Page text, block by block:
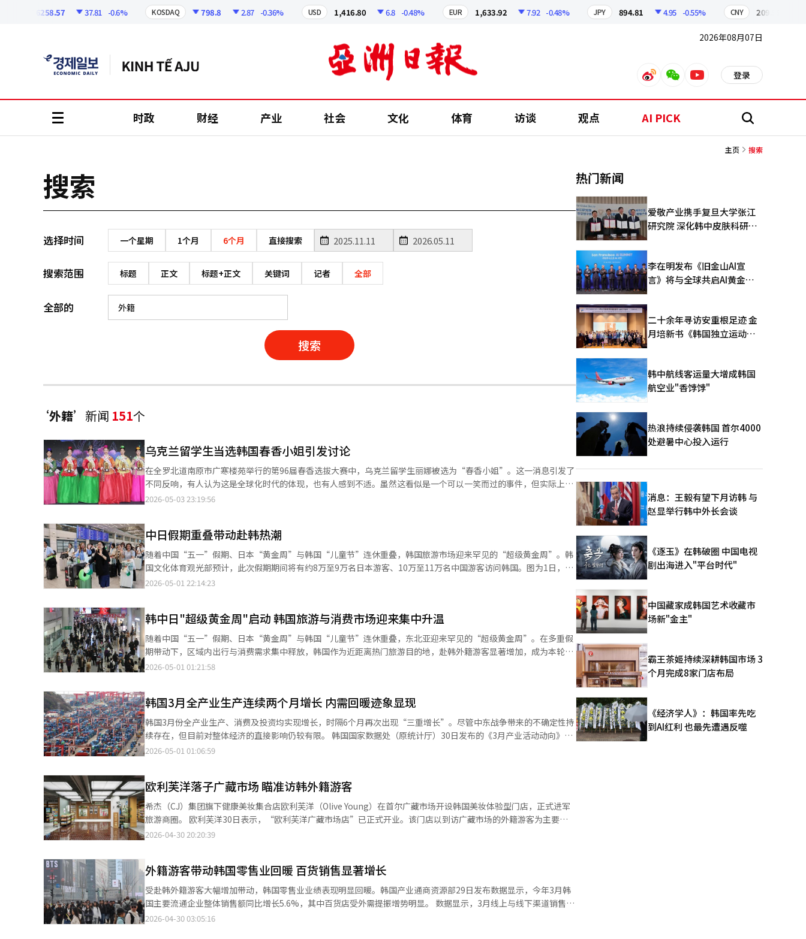
6258.57 37.81 -0.6% KOSDAQ 798.8 2.87 -0.36% USD 1,416.80 6.8 -0.48% EUR 1,633.92 7.92 -0.48% JPY 894.81 4.95 -0.55% CNY 209.99
2026年08月07日
weiboweixinyoutube 登录
时政 财经 产业 社会 文化 体育 访谈 观点 AI PICK 搜
主页 搜索
搜索
选择时间 一个星期 1个月 6个月 直接搜索
搜索范围 标题 正文 标题+正文 关键词 记者 全部
全部的
搜索
‘外籍’ 新闻 151个
乌克兰留学生当选韩国春香小姐引发讨论
在全罗北道南原市广寒楼苑举行的第96届春香选拔大赛中，乌克兰留学生丽娜被选为“春香小姐”。这一消息引发了
不同反响，有人认为这是全球化时代的体现，也有人感到不适。虽然这看似是一个可以一笑而过的事件，但实际上隐
藏着重要的问题。春香不仅仅是选美的代名词，她是朝鲜时代故事中的人物，象征着跨越身份障碍、坚持爱情和不畏
外国人居住者已超过270万，外籍人士在街头、学校、公司等地随处可见。韩国不再是“只有韩国人居住的国家”。
在这样的背景下，传统必然会发生变化。关键在于如何变革，盲目开放或完全封闭都不现实。这次外国人获奖并非传
统崩溃的信号，而是传统开始接受新诠释的信号。韩国人可能想到“贞节”和“义气”，而外国人可能看到“守信的
勇气”或“坚持自我选择”。这种不同的解读并非错误，因为传统并非一成不变，而是随着时代而变化。然而，春香
不仅是一个角色，她是历史和文化的象征。因此，人们担心“这会不会改变得太容易”。解决方法其实很简单：外在
变。许多人说要看“外国人对春香精神理解得如何”，但实际上，外国人在短时间内深刻理解韩国古典文化并不容
易。因此，需要调整标准，从“谁记得更好”转向“谁解释得更好”。同样的春香，每个人的感受可能不同。承认这
种差异在当今时代更为自然。传统在允许多种解读时，比强迫单一答案更能长久存在。当然，随着外国人参赛增多，
大赛成为全球活动，可能会变得更具观赏性，演出更华丽，演出更刺激。在此过程中，传统可能被轻视。但完全避免
这种情况几乎不可能。全球化和商业化是并行的。重要的是管理这种趋势，而不是阻止它。例如，舞台演出和宣传可
而是韩国在改变。这种变化可能会加速，外国人流入增加，文化融合加深。在此过程中，传统与现实的冲突将频繁出
现。重要的是，不是每次都判断“对错”，而是重新设定标准。不断问答，哪些可以开放，哪些必须坚守。这次“乌
克兰春香”不仅仅是一个事件，而是韩国社会进入新阶段的信号。这一变化已经开始。最后，留下一个问题：我们准
备好改变到什么程度？同时，又有多少是我们必须坚守到底的？在这两个问题之间，韩国的未来将被塑造。※ 本报道
经人工智能（AI）系统翻译与编辑。
2026-05-03 23:19:56
中日假期重叠带动赴韩热潮
随着中国“五一”假期、日本“黄金周”与韩国“儿童节”连休重叠，韩国旅游市场迎来罕见的“超级黄金周”。韩
国文化体育观光部预计，此次假期期间将有约8万至9万名日本游客、10万至11万名中国游客访问韩国。图为1日，在
仁川国际机场入境大厅，外籍游客在导游的带领下有序移动。
2026-05-01 22:14:23
韩中日"超级黄金周"启动 韩国旅游与消费市场迎来集中升温
随着中国“五一”假期、日本“黄金周”与韩国“儿童节”连休重叠，东北亚迎来罕见的“超级黄金周”。在多重假
期带动下，区域内出行与消费需求集中释放，韩国作为近距离热门旅游目的地，赴韩外籍游客显著增加，成为本轮客
流与消费增长的主要受益者之一。 据中国交通运输部预测，今年“五一”假期跨区域人员流动量将达到约15.2亿人
赴韩外籍游客明显增加。业内预计，假期期间中国、日本赴韩游客规模将达到约20万人次，首尔在多个旅游平台搜索
与预订榜单中位居前列。与此同时，高油价推动短途出行趋势持续扩大，韩国国内旅游需求同步升温，带动酒店及度
假村预订增加。韩国政府也正通过增加济州、釜山等地航线及旅游供给，推动客流向非首都地区分散。 伴随客流增
长，韩国流通业也迎来重要“窗口期”。各大百货、免税店及零售企业纷纷加大布局力度，从以往单一价格促销转
向“购物+体验”综合策略，通过整合商业设施与文化内容提升消费吸引力。 部分企业依托大型商业综合体，将购
有企业通过在机场发放购物优惠券、举办大型促销活动等方式，在游客入境阶段提前锁定消费需求。 此外，围绕K-时
尚、K-食品等内容打造体验型消费场景，并推出定制化服务与特色商品，正成为吸引年轻游客及高端消费群体的重要
方式。免税店及大型商超渠道也通过伴手礼组合、专属优惠等方式强化竞争力。 业内人士指出，随着自由行游客占比
持续提升，外籍游客愈发重视消费体验与内容本身，商业空间正逐渐成为旅游目的地的一部分。单纯依赖价格优惠已
难以形成长期吸引力，提升服务质量与消费体验已成为行业共识。分析认为，在高油价背景下，短途出行趋势短期内
2026-05-01 01:21:58
韩国3月全产业生产连续两个月增长 内需回暖迹象显现
韩国3月份全产业生产、消费及投资均实现增长，时隔6个月再次出现“三重增长”。尽管中东战争带来的不确定性持
续存在，但目前对整体经济的直接影响仍较有限。 韩国国家数据处（原统计厅）30日发布的《3月产业活动动向》显
示，3月全产业生产指数（经季节调整、剔除农林渔业）为118.3（2020年=100），环比增长0.3%，继2月增长2.1%
生产减少主要是受上月大增28.2%、创历史新高后的基期效应影响，整体行业景气仍维持良好水平。 与此同时，石油
精炼行业下降6.3%，反映出中东战争、季节性因素及政府政策等多重影响。国家数据处经济动向统计审议官李斗元
表示：“尽管发生中东战争，但生产等整体经济趋势目前并未出现明显变化。” 内需相关指标同样呈现改善趋势。服
务业生产增长1.4%，其中金融保险业受股市走强及金融市场活跃带动增长4.6%，运输仓储业受海运运费上涨影响增
长3.9%。零售销售额指数增长1.8%，受智能手机新品上市带动，通信设备销售大增30.1%，耐用品销售整体增长
的消费似乎已触底，并开始出现回升迹象。” 设备投资环比增长1.5%，其中运输设备投资受飞机引进带动增长
5.2%。不过，建筑施工环比减少7.3%，国家数据处解释称，这主要是受上月增长13%带来的基期效应影响。 此外，
反映当前经济状况的同步综合指数循环变动值较上月上升0.5个百分点，先行综合指数循环变动值也上升0.7个百分
点。李斗源表示，3月份中东战争对整体经济指标的直接影响仍较有限，但预计4月至5月起相关影响可能逐步显现。
按季度计算，今年第一季度全产业生产较前一季度增长1.7%，创下自2021年第四季度以来17个季度中的最大增幅。
2026-05-01 01:06:59
欧利芙洋落子广藏市场 瞄准访韩外籍游客
希杰（CJ）集团旗下健康美妆集合店欧利芙洋（Olive Young）在首尔广藏市场开设韩国美妆体验型门店，正式进军
旅游商圈。 欧利芙洋30日表示，“欧利芙洋广藏市场店”已正式开业。该门店以到访广藏市场的外籍游客为主要目
标客群，致力打造融合韩国美妆与传统市场体验的“韩国美妆地标”。 门店位于广藏市场绸缎区2层，占地约244坪
原料为主题的“原物甄选区”，打造可体验青橘、白桦、艾草等原料香气与质感的空间。同时，店内还提供个人色彩
诊断、皮肤及头皮护理等体验型服务，并强化外语服务支持。 此外，门店动线围绕韩国美妆护理流程进行设计，从清
洁、护肤到美容仪器依次布局，以提升外籍游客购物便利性。店内还设置结合传统服饰与复古道具的拍照区，以及纪
念品货架，进一步强化旅游体验元素。 欧利芙洋表示，将以此次开店为契机，持续扩大体现地区特色的门店布局，并
已与广藏市场商户团体签署共生协议，推进包括联合营销在内的多项合作方案。 欧利芙洋相关负责人表示：“我们利
2026-04-30 20:20:39
外籍游客带动韩国零售业回暖 百货销售显著增长
受赴韩外籍游客大幅增加带动，韩国零售业业绩表现明显回暖。韩国产业通商资源部29日发布数据显示，今年3月韩
国主要流通企业整体销售额同比增长5.6%，其中百货店受外需提振增势明显。 数据显示，3月线上与线下渠道销售额
分别同比增长8.1%和1.9%。百货店和便利店销售额分别增长14.7%和2.7%，自去年7月以来连续9个月的增长势头；
2026-04-30 03:05:16
热门新闻
爱敬产业携手复旦大学张江
研究院 深化韩中皮肤科研合
李在明发布《旧金山AI宣
言》将与全球共启AI黄金时
二十余年寻访安重根足迹 金
月培新书《韩国独立运动圣
韩中航线客运量大增成韩国
航空业"香饽饽"
热浪持续侵袭韩国 首尔4000
处避暑中心投入运行
消息：王毅有望下月访韩 与
赵显举行韩中外长会谈
《逐玉》在韩破圈 中国电视
剧出海进入"平台时代"
中国藏家成韩国艺术收藏市
场新"金主"
霸王茶姬持续深耕韩国市场 3
个月完成8家门店布局
《经济学人》：韩国率先吃
到AI红利 也最先遭遇反噬